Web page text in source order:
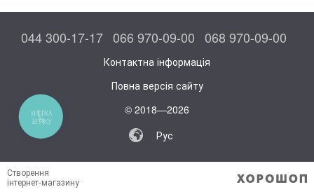
044 300-17-17 066 970-09-00 068 970-09-00
Контактна інформація
Повна версія сайту
© 2018—2026
Рус
Створення
інтернет-магазину